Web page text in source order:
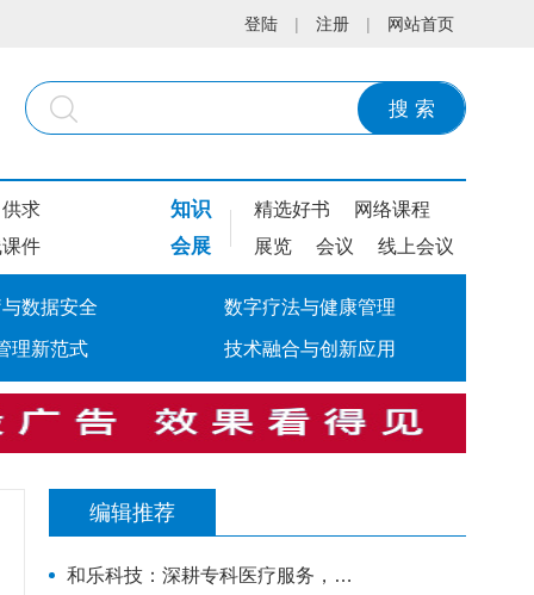
登陆 | 注册 | 网站首页
搜 索
供求
件
知识 精选好书 网络课程
会展 展览 会议 线上会议
数据安全 数字疗法与健康管理
理新范式 技术融合与创新应用
编辑推荐
和乐科技：深耕专科医疗服务，构建智慧产科4.0的全流程闭环管理